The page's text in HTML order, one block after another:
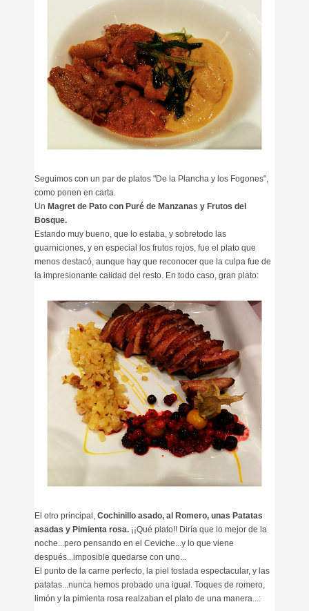
Seguimos con un par de platos "De la Plancha y los Fogones",
como ponen en carta.
Un Magret de Pato con Puré de Manzanas y Frutos del
Bosque.
Estando muy bueno, que lo estaba, y sobretodo las
guarniciones, y en especial los frutos rojos, fue el plato que
menos destacó, aunque hay que reconocer que la culpa fue de
la impresionante calidad del resto. En todo caso, gran plato:
El otro principal, Cochinillo asado, al Romero, unas Patatas
asadas y Pimienta rosa. ¡¡Qué plato!! Diría que lo mejor de la
noche...pero pensando en el Ceviche...y lo que viene
después...imposible quedarse con uno...
El punto de la carne perfecto, la piel tostada espectacular, y las
patatas...nunca hemos probado una igual. Toques de romero,
limón y la pimienta rosa realzaban el plato de una manera...: